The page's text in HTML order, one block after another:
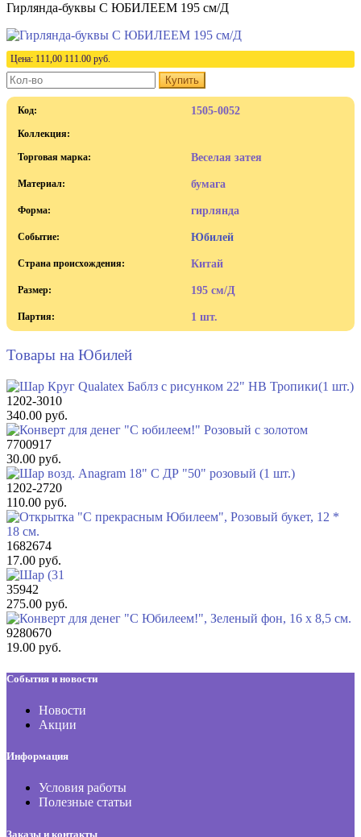
Гирлянда-буквы С ЮБИЛЕЕМ 195 см/Д
Цена: 111,00 111.00 руб.
Купить
Код: 1505-0052
Коллекция:
Торговая марка: Веселая затея
Материал: бумага
Форма: гирлянда
Событие: Юбилей
Страна происхождения: Китай
Размер: 195 см/Д
Партия: 1 шт.
Товары на Юбилей
1202-3010
340.00 руб.
7700917
30.00 руб.
1202-2720
110.00 руб.
1682674
17.00 руб.
35942
275.00 руб.
9280670
19.00 руб.
События и новости
Новости
Акции
Информация
Условия работы
Полезные статьи
Заказы и контакты